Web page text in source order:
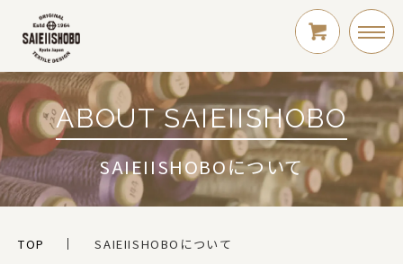
LOGIN
新規会員登録
ABOUT SAIEIISHOBO
SAIEIISHOBOについて
TOP SAIEIISHOBOについて